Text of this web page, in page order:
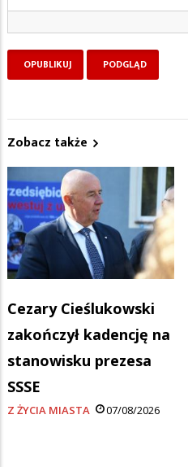
Zobacz także
Cezary Cieślukowski
zakończył kadencję na
stanowisku prezesa
SSSE
Z ŻYCIA MIASTA 07/08/2026